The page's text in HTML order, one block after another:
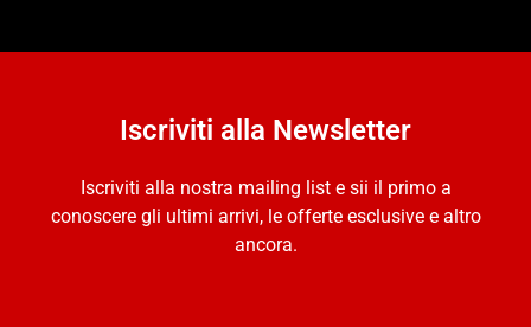
Iscriviti alla Newsletter
Iscriviti alla nostra mailing list e sii il primo a
conoscere gli ultimi arrivi, le offerte esclusive e altro
ancora.